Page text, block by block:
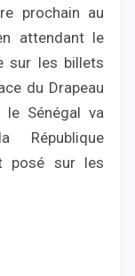
prochain au
attendant le
sur les billets
du Drapeau
le Sénégal va
posé sur les